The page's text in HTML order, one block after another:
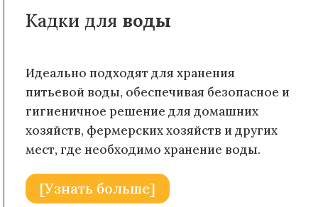
Кадки для воды
Идеально подходят для хранения
питьевой воды, обеспечивая безопасное и
гигиеничное решение для домашних
хозяйств, фермерских хозяйств и других
мест, где необходимо хранение воды.
[Узнать больше]